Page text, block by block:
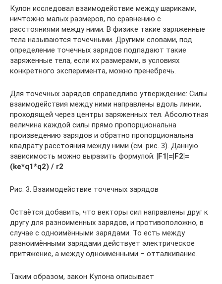
Кулон исследовал взаимодействие между шариками,
ничтожно малых размеров, по сравнению с
расстояниями между ними. В физике такие заряженные
тела называются точечными. Другими словами, под
определение точечных зарядов подпадают такие
заряженные тела, если их размерами, в условиях
конкретного эксперимента, можно пренебречь.
Для точечных зарядов справедливо утверждение: Силы
взаимодействия между ними направлены вдоль линии,
проходящей через центры заряженных тел. Абсолютная
величина каждой силы прямо пропорциональна
произведению зарядов и обратно пропорциональна
квадрату расстояния между ними (см. рис. 3). Данную
зависимость можно выразить формулой: |F1|=|F2|=
(ke*q1*q2) / r2
Рис. 3. Взаимодействие точечных зарядов
Остаётся добавить, что векторы сил направлены друг к
другу для разноименных зарядов, и противоположно, в
случае с одноимёнными зарядами. То есть между
разноимёнными зарядами действует электрическое
притяжение, а между одноимёнными – отталкивание.
Таким образом, закон Кулона описывает